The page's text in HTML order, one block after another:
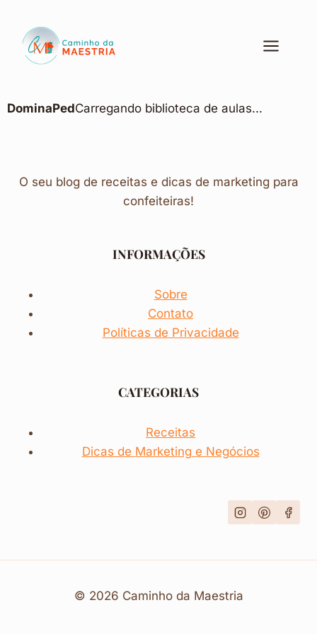
DominaPedCarregando biblioteca de aulas...
O seu blog de receitas e dicas de marketing para
confeiteiras!
INFORMAÇÕES
Sobre
Contato
Políticas de Privacidade
CATEGORIAS
Receitas
Dicas de Marketing e Negócios
© 2026 Caminho da Maestria